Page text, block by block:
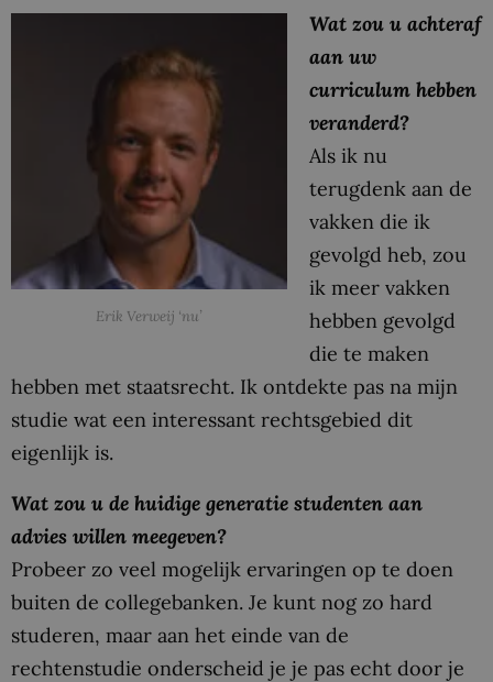
Erik Verweij ‘nu’
Wat zou u achteraf
aan uw
curriculum hebben
veranderd?
Als ik nu
terugdenk aan de
vakken die ik
gevolgd heb, zou
ik meer vakken
hebben gevolgd
die te maken
hebben met staatsrecht. Ik ontdekte pas na mijn
studie wat een interessant rechtsgebied dit
eigenlijk is.
Wat zou u de huidige generatie studenten aan
advies willen meegeven?
Probeer zo veel mogelijk ervaringen op te doen
buiten de collegebanken. Je kunt nog zo hard
studeren, maar aan het einde van de
rechtenstudie onderscheid je je pas echt door je